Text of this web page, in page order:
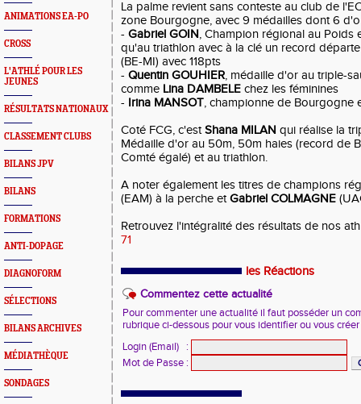
ANIMATIONS EA-PO
CROSS
L'ATHLÉ POUR LES
JEUNES
RÉSULTATS NATIONAUX
CLASSEMENT CLUBS
BILANS JPV
BILANS
FORMATIONS
ANTI-DOPAGE
DIAGNOFORM
SÉLECTIONS
BILANS ARCHIVES
MÉDIATHÈQUE
SONDAGES
La palme revient sans conteste au club de
zone Bourgogne, avec 9 médailles dont 6
- Gabriel GOIN, Champion régional au Poids
qu'au triathlon avec à la clé un record
(BE-MI) avec 118pts
- Quentin GOUHIER, médaille d'or au triple-
comme Lina DAMBELE chez les féminines
- Irina MANSOT, championne de Bourgogne
Coté FCG, c'estShana MILAN qui réalise la
Médaille d'or au 50m, 50m haies (record de
Comté égalé) et au triathlon.
A noter également les titres de champions
(EAM) à la perche etGabriel COLMAGNE
Retrouvez l'intégralité des résultats de nos
71
les Réactions
Commentez cette actualité
Pour commenter une actualité il faut posséder un
rubrique ci-dessous pour vous identifier ou vous
Login (Email)
:
Mot de Passe :